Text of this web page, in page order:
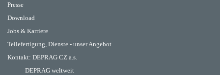
Presse
Download
Jobs & Karriere
Teilefertigung, Dienste - unser Angebot
Kontakt: DEPRAG CZ a.s.
DEPRAG weltweit